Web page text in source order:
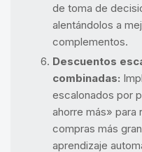
de toma de
alentándolos a
complementos.
Descuentos
combinadas:
escalonados por
ahorre más» para
compras más
aprendizaje